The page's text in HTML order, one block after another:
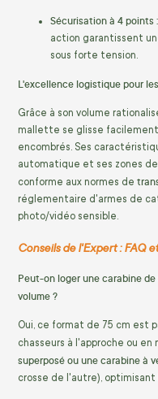
Sécurisation à 4 points :
action garantissent
sous forte tension.
L'excellence logistique pour
Grâce à son volume
mallette se glisse
encombrés. Ses
automatique et ses zones
conforme aux normes de
réglementaire d'armes de
photo/vidéo sensible.
Conseils de l'Expert : FAQ
Peut-on loger une carabine
volume ?
Oui, ce format de 75 cm est
chasseurs à l'approche ou
superposé ou une carabine à
crosse de l'autre),